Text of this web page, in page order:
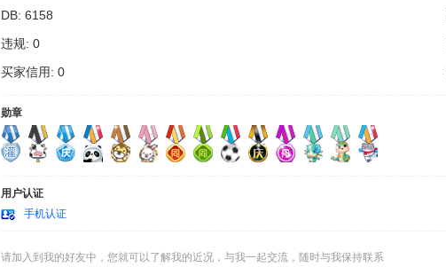
DB: 6158
违规: 0
买家信用: 0
勋章
用户认证
手机认证
请加入到我的好友中，您就可以了解我的近况，与我一起交流，随时与我保持联系